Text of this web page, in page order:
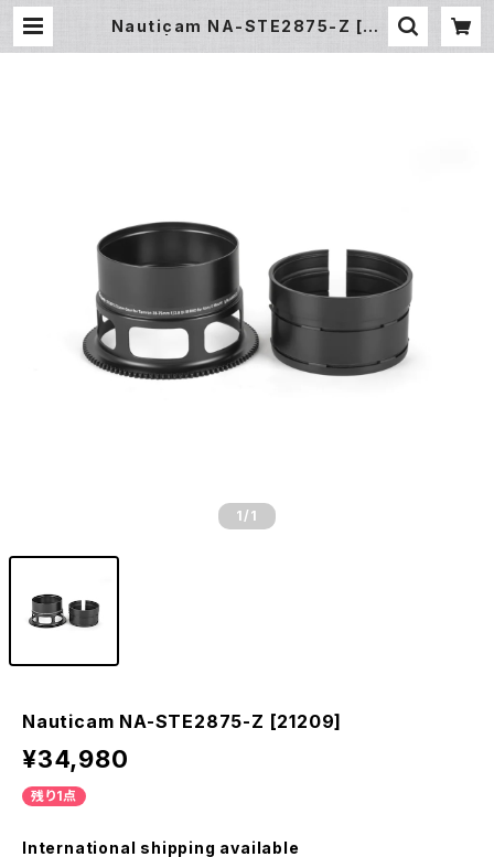
Nauticam NA-STE2875-Z [21
1 /1
Nauticam NA-STE2875-Z [21209]
¥34,980
残り1点
International shipping available